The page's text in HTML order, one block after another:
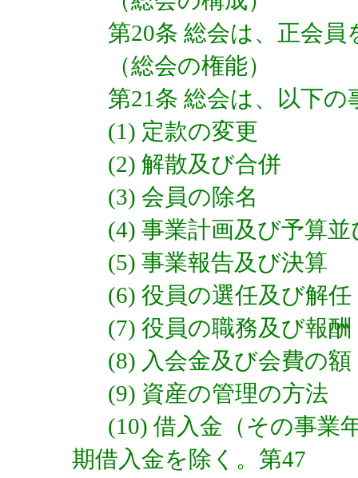
第20条 総会は、正会
（総会の権能）
第21条 総会は、以下
(1) 定款の変更
(2) 解散及び合併
(3) 会員の除名
(4) 事業計画及び予算
(5) 事業報告及び決算
(6) 役員の選任及び解任
(7) 役員の職務及び報酬
(8) 入会金及び会費の額
(9) 資産の管理の方法
(10) 借入金（その事業
期借入金を除く。第47